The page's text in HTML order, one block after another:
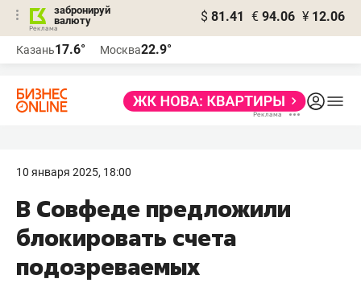
забронируй
валюту
$ 81.41 € 94.06 ¥ 12.06
Казань17.6° Москва22.9°
10 января 2025, 18:00
В Совфеде предложили
блокировать счета
подозреваемых